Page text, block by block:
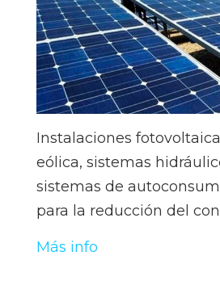
Instalaciones
eólica, sistemas
sistemas de
para la reducción del
Más info